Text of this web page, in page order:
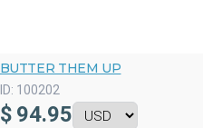
BUTTER THEM UP
ID: 100202
$ 94.95